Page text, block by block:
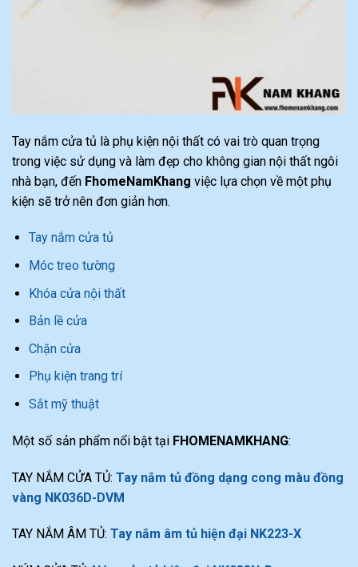
Tay nắm cửa tủ là phụ kiện nội thất có vai trò quan trọng
trong việc sử dụng và làm đẹp cho không gian nội thất ngôi
nhà bạn, đến FhomeNamKhang việc lựa chọn về một phụ
kiện sẽ trở nên đơn giản hơn.
Tay nắm cửa tủ
Móc treo tường
Khóa cửa nội thất
Bản lề cửa
Chặn cửa
Phụ kiện trang trí
Sắt mỹ thuật
Một số sản phẩm nổi bật tại FHOMENAMKHANG:
TAY NẮM CỬA TỦ: Tay nắm tủ đồng dạng cong màu đồng
vàng NK036D-DVM
TAY NẮM ÂM TỦ: Tay nắm âm tủ hiện đại NK223-X